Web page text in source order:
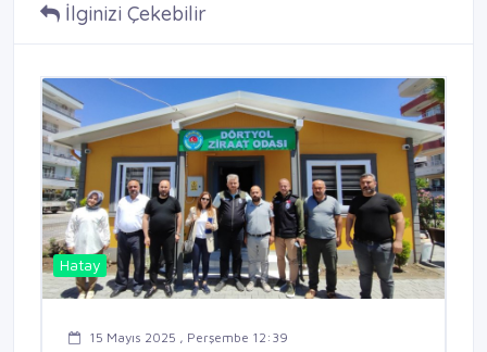
İlginizi Çekebilir
Hatay
15 Mayıs 2025 , Perşembe 12:39